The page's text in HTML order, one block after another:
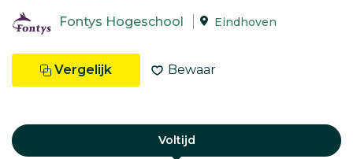
Fontys Hogeschool Eindhoven
Vergelijk Bewaar
Voltijd